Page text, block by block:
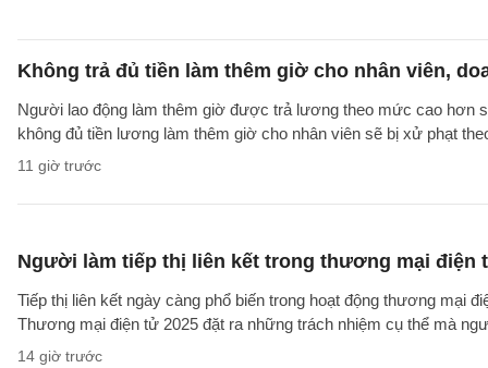
Không trả đủ tiền làm thêm giờ cho nhân viên,
Người lao động làm thêm giờ được trả lương theo mức cao hơn
không đủ tiền lương làm thêm giờ cho nhân viên sẽ bị xử phạt
11 giờ trước
Người làm tiếp thị liên kết trong thương mại điện
Tiếp thị liên kết ngày càng phổ biến trong hoạt động thương mại
Thương mại điện tử 2025 đặt ra những trách nhiệm cụ thể mà
14 giờ trước